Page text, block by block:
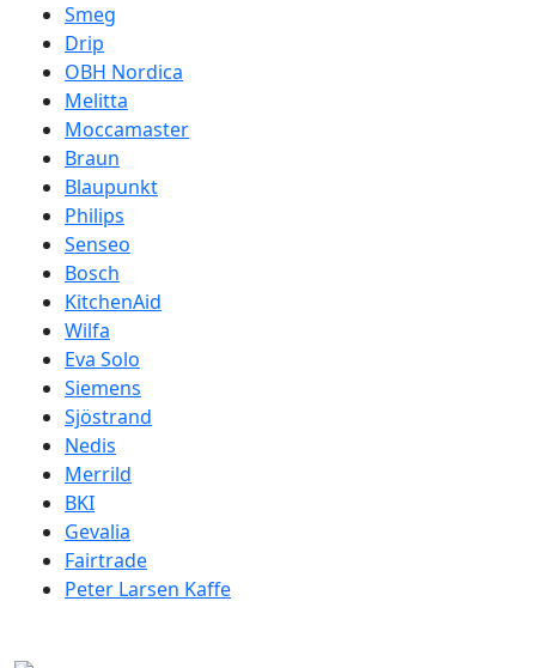
Smeg
Drip
OBH Nordica
Melitta
Moccamaster
Braun
Blaupunkt
Philips
Senseo
Bosch
KitchenAid
Wilfa
Eva Solo
Siemens
Sjöstrand
Nedis
Merrild
BKI
Gevalia
Fairtrade
Peter Larsen Kaffe